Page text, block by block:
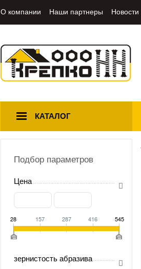
О компании Наши партнеры Новости
КАТАЛОГ
Подбор параметров
Цена
28 157 287 416 545
зернистость абразива